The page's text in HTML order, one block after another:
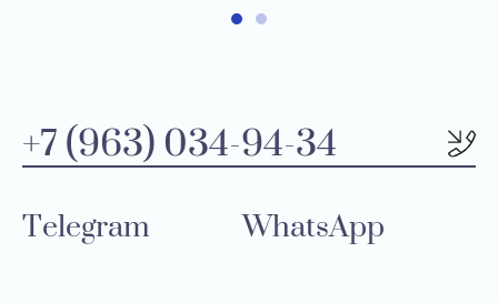
+7 (963) 034-94-34
Telegram WhatsApp